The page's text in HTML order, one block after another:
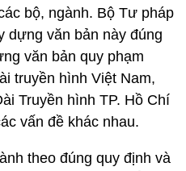
bộ, ngành. Bộ Tư pháp
dựng văn bản này đúng
văn bản quy phạm
truyền hình Việt Nam,
Truyền hình TP. Hồ Chí
vấn đề khác nhau.
theo đúng quy định và